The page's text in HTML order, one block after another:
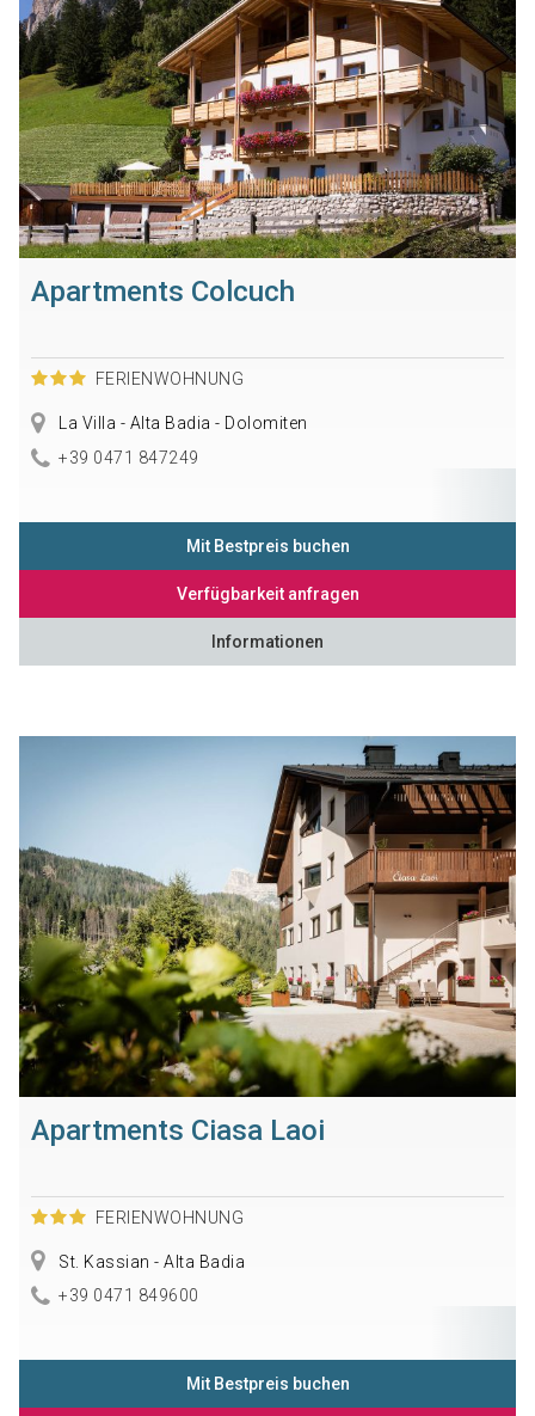
Apartments Colcuch
FERIENWOHNUNG
La Villa - Alta Badia - Dolomiten
+39 0471 847249
Mit Bestpreis buchen
Verfügbarkeit anfragen
Informationen
Apartments Ciasa Laoi
FERIENWOHNUNG
St. Kassian - Alta Badia
+39 0471 849600
Mit Bestpreis buchen